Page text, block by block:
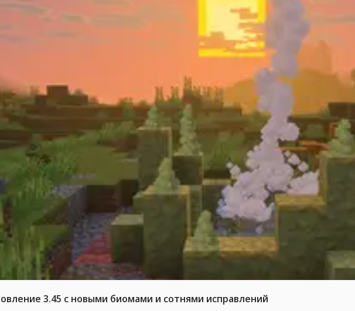
3.45 с новыми биомами и сотнями исправлений